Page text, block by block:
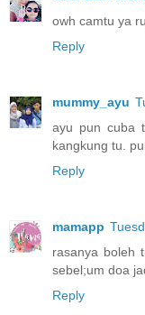
owh camtu ya
Reply
mummy_ayu
ayu pun cuba
kangkung tu.
Reply
mamapp
rasanya boleh
sebel;um doa
Reply